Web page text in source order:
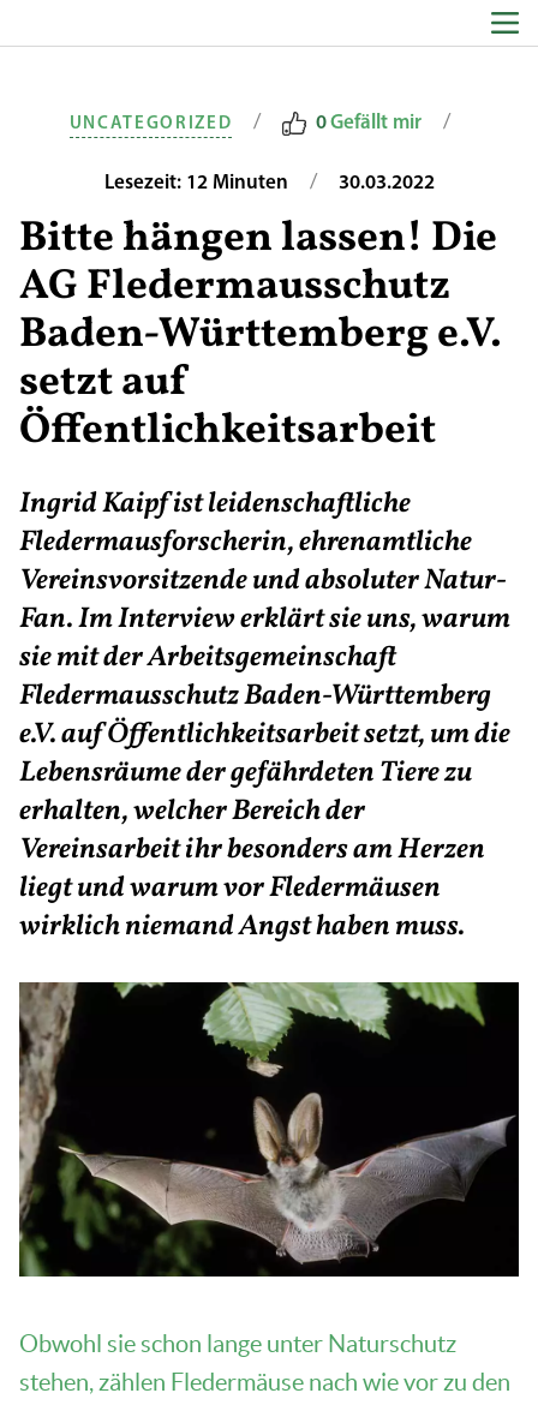
UNCATEGORIZED / 0Gefällt mir /
Lesezeit: 12 Minuten / 30.03.2022
Bitte hängen lassen! Die
AG Fledermausschutz
Baden-Württemberg e.V.
setzt auf
Öffentlichkeitsarbeit
Ingrid Kaipf ist leidenschaftliche
Fledermausforscherin, ehrenamtliche
Vereinsvorsitzende und absoluter Natur-
Fan. Im Interview erklärt sie uns, warum
sie mit der Arbeitsgemeinschaft
Fledermausschutz Baden-Württemberg
e.V. auf Öffentlichkeitsarbeit setzt, um die
Lebensräume der gefährdeten Tiere zu
erhalten, welcher Bereich der
Vereinsarbeit ihr besonders am Herzen
liegt und warum vor Fledermäusen
wirklich niemand Angst haben muss.
Obwohl sie schon lange unter Naturschutz
stehen, zählen Fledermäuse nach wie vor zu den